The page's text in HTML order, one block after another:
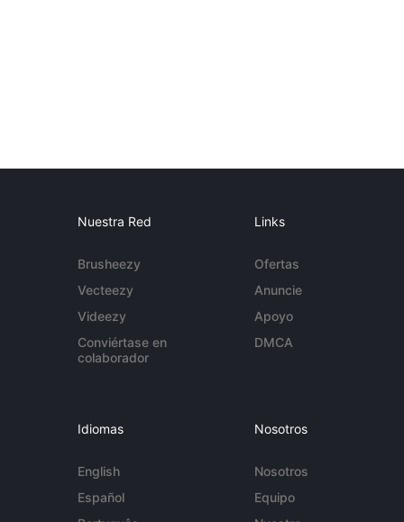
Nuestra Red
Brusheezy
Vecteezy
Videezy
Conviértase en
colaborador
Links
Ofertas
Anuncie
Apoyo
DMCA
Idiomas
English
Español
Nosotros
Nosotros
Equipo